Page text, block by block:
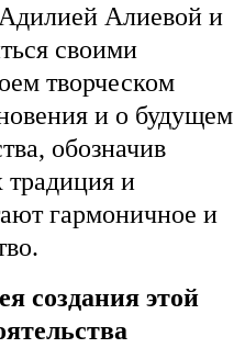
Алиевой и
своими
творческом
и о будущем
обозначив
традиция и
гармоничное и
создания этой